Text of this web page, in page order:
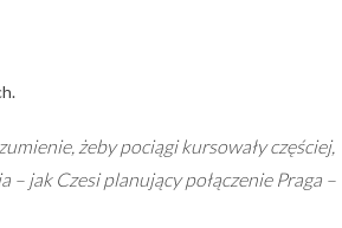
żeby pociągi kursowały częściej,
jak Czesi planujący połączenie Praga –